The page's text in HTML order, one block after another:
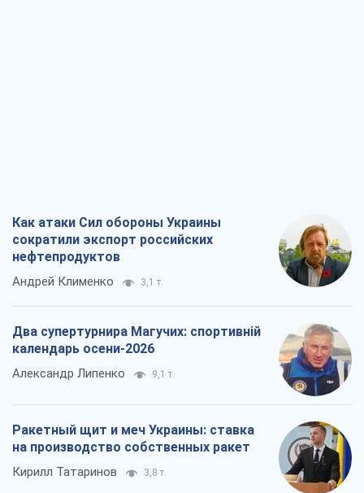
Как атаки Сил обороны Украины
сократили экспорт российских
нефтепродуктов
Андрей Клименко 3,1 т.
Два супертурнира Магучих: спортивній
календарь осени-2026
Александр Липенко 9,1 т.
Ракетный щит и меч Украины: ставка
на производство собственных ракет
Кирилл Татаринов 3,8 т.